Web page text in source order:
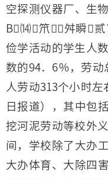
空探测仪器厂、生
В⒁笊舛瞬贰
俭学活动的学生人
数的94．6％，劳
人劳动313个小时
日报道），其中包
挖河泥劳动等校外
间，学校除了大办
大办体育、大除四